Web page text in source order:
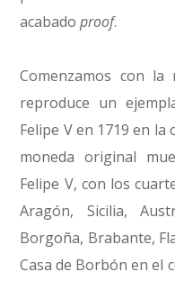
acabadoproof.
Comenzamos con
reproduce un
Felipe V en 1719 en la
moneda original
Felipe V, con los
Aragón, Sicilia,
Borgoña, Brabante,
Casa de Borbón en el